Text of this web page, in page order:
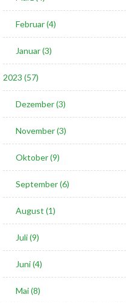
Februar (4)
Januar (3)
2023 (57)
Dezember (3)
November (3)
Oktober (9)
September (6)
August (1)
Juli (9)
Juni (4)
Mai (8)